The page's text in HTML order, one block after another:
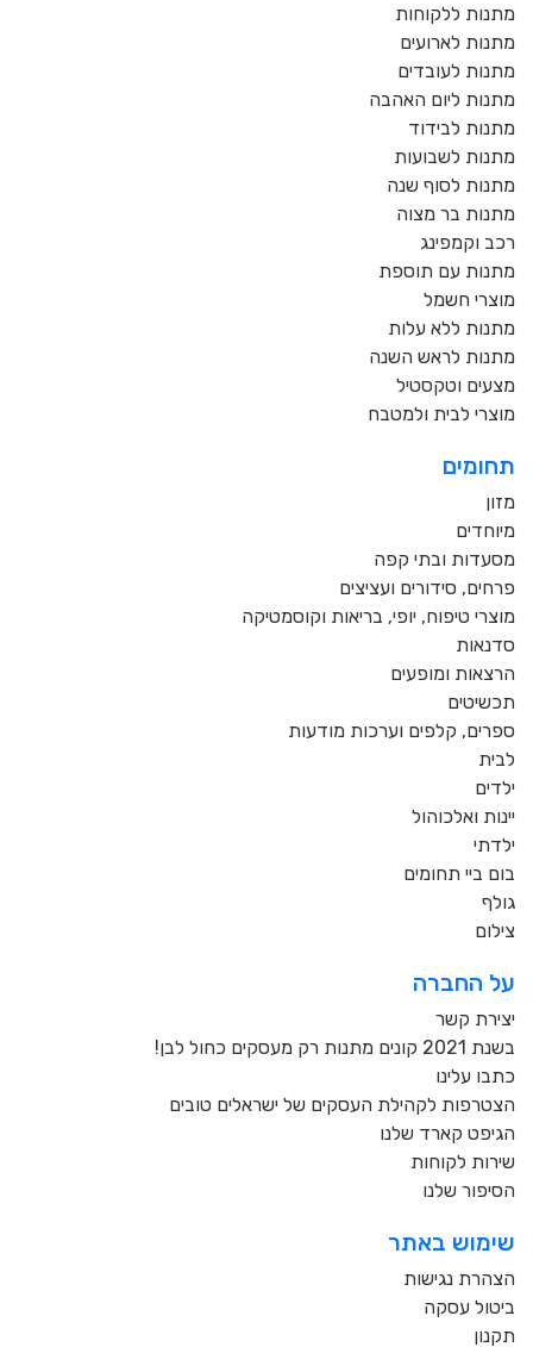
מתנות ללקוחות
מתנות לארועים
מתנות לעובדים
מתנות ליום האהבה
מתנות לבידוד
מתנות לשבועות
מתנות לסוף שנה
מתנות בר מצוה
רכב וקמפינג
מתנות עם תוספת
מוצרי חשמל
מתנות ללא עלות
מתנות לראש השנה
מצעים וטקסטיל
מוצרי לבית ולמטבח
תחומים
מזון
מיוחדים
מסעדות ובתי קפה
פרחים, סידורים ועציצים
מוצרי טיפוח, יופי, בריאות וקוסמטיקה
סדנאות
הרצאות ומופעים
תכשיטים
ספרים, קלפים וערכות מודעות
לבית
ילדים
יינות ואלכוהול
ילדתי
בום ביי תחומים
גולף
צילום
על החברה
יצירת קשר
בשנת 2021 קונים מתנות רק מעסקים כחול לבן!
כתבו עלינו
הצטרפות לקהילת העסקים של ישראלים טובים
הגיפט קארד שלנו
שירות לקוחות
הסיפור שלנו
שימוש באתר
הצהרת נגישות
ביטול עסקה
תקנון